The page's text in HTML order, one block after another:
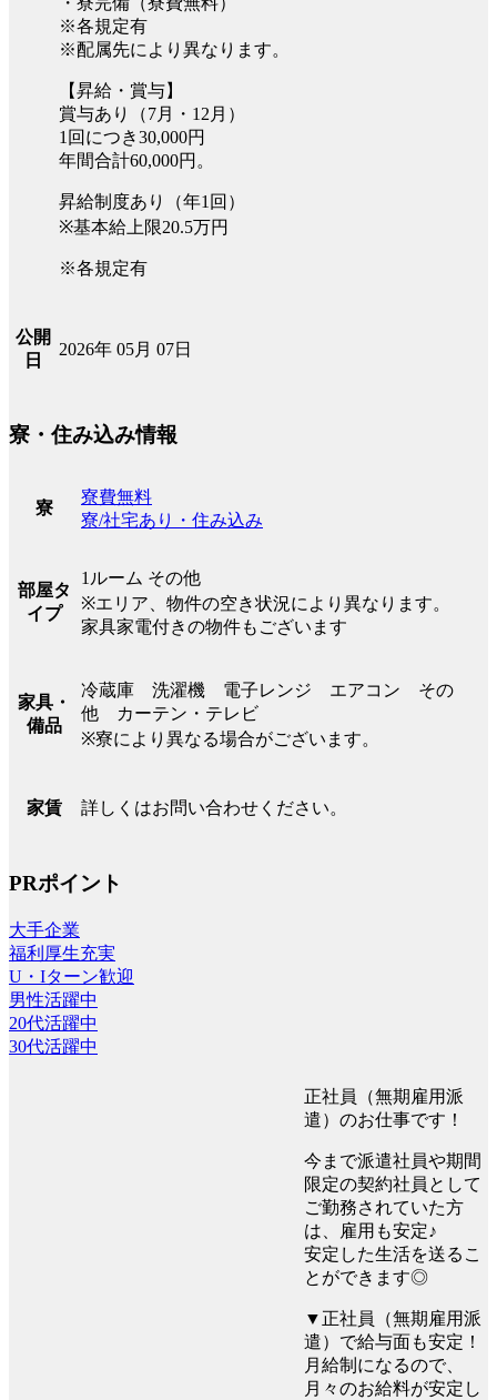
※各規定有
※配属先により異なります。
【昇給・賞与】
賞与あり（7月・12月）
1回につき30,000円
年間合計60,000円。
昇給制度あり（年1回）
※基本給上限20.5万円
※各規定有
公開
日
2026年 05月 07日
寮・住み込み情報
寮
寮費無料
寮/社宅あり・住み込み
部屋タ
イプ
1ルーム その他
※エリア、物件の空き状況により異なります。
家具家電付きの物件もございます
家具・
備品
冷蔵庫 洗濯機 電子レンジ エアコン その
他 カーテン・テレビ
※寮により異なる場合がございます。
家賃 詳しくはお問い合わせください。
PRポイント
大手企業
福利厚生充実
U・Iターン歓迎
男性活躍中
20代活躍中
30代活躍中
正社員（無期雇用派
遣）のお仕事です！
今まで派遣社員や期間
限定の契約社員として
ご勤務されていた方
は、雇用も安定♪
安定した生活を送るこ
とができます◎
▼正社員（無期雇用派
遣）で給与面も安定！
月給制になるので、
月々のお給料が安定し